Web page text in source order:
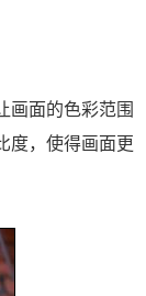
画面的色彩范围
度，使得画面更